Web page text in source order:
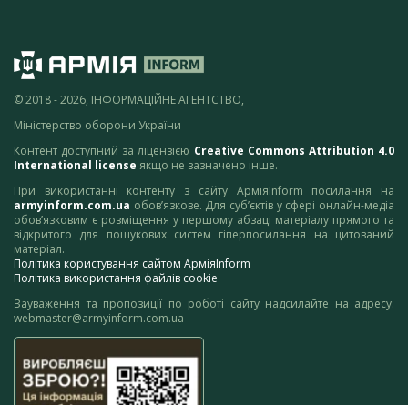
© 2018 - 2026, ІНФОРМАЦІЙНЕ АГЕНТСТВО,
Міністерство оборони України
Контент доступний за ліцензією Creative Commons Attribution 4.0
International license якщо не зазначено інше.
При використанні контенту з сайту АрміяInform посилання на
armyinform.com.ua обов’язкове. Для суб’єктів у сфері онлайн-медіа
обов’язковим є розміщення у першому абзаці матеріалу прямого та
відкритого для пошукових систем гіперпосилання на цитований
матеріал.
Політика користування сайтом АрміяInform
Політика використання файлів cookie
Зауваження та пропозиції по роботі сайту надсилайте на адресу:
webmaster@armyinform.com.ua